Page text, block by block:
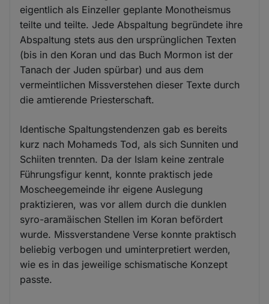
eigentlich als Einzeller geplante Monotheismus
teilte und teilte. Jede Abspaltung begründete ihre
Abspaltung stets aus den ursprünglichen Texten
(bis in den Koran und das Buch Mormon ist der
Tanach der Juden spürbar) und aus dem
vermeintlichen Missverstehen dieser Texte durch
die amtierende Priesterschaft.
Identische Spaltungstendenzen gab es bereits
kurz nach Mohameds Tod, als sich Sunniten und
Schiiten trennten. Da der Islam keine zentrale
Führungsfigur kennt, konnte praktisch jede
Moscheegemeinde ihr eigene Auslegung
praktizieren, was vor allem durch die dunklen
syro-aramäischen Stellen im Koran befördert
wurde. Missverstandene Verse konnte praktisch
beliebig verbogen und uminterpretiert werden,
wie es in das jeweilige schismatische Konzept
passte.